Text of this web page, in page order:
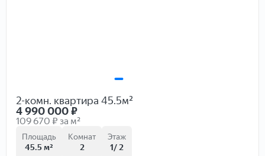
2-комн. квартира 45.5м²
4 990 000₽
109 670 ₽ за м²
Площадь
45.5 м²
Комнат
2
Этаж
1/ 2